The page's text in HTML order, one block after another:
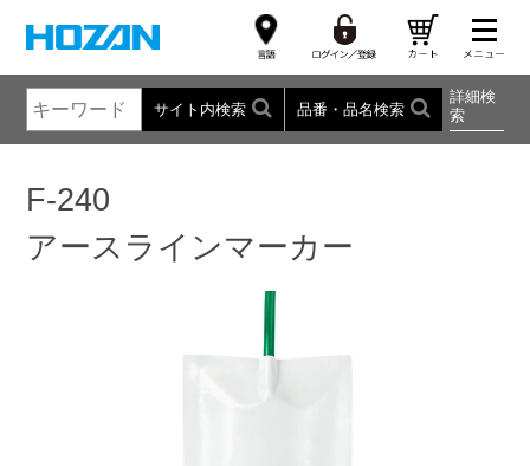
サイト内検索 品番・品名検索
詳細検
索
F-240
アースラインマーカー